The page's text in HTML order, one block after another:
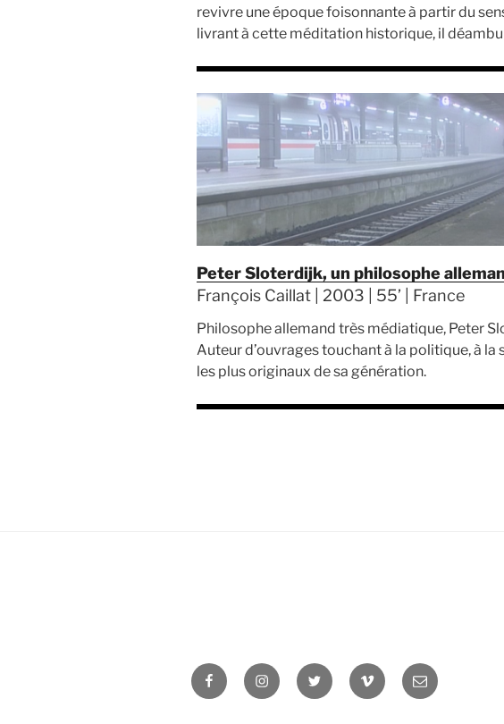
revivre une époque foisonnante à partir du
livrant à cette méditation historique, il
Peter Sloterdijk, un philosophe
François Caillat | 2003 | 55’ | France
Philosophe allemand très médiatique, Peter
Auteur d’ouvrages touchant à la politique, à
les plus originaux de sa génération.
FacebookInstagramTwitter Vimeo Newsletter